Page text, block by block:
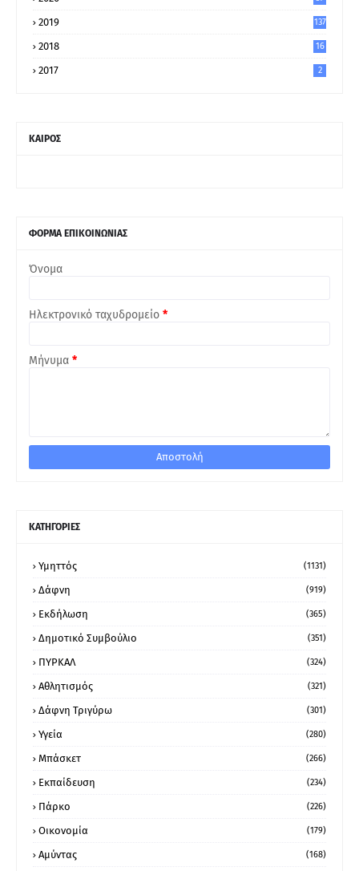
2019 137
2018 16
2017 2
ΚΑΙΡΟΣ
ΦΟΡΜΑ ΕΠΙΚΟΙΝΩΝΙΑΣ
Όνομα
Ηλεκτρονικό ταχυδρομείο *
Μήνυμα *
ΚΑΤΗΓΟΡΙΕΣ
Υμηττός (1131)
Δάφνη (919)
Εκδήλωση (365)
Δημοτικό Συμβούλιο (351)
ΠΥΡΚΑΛ (324)
Αθλητισμός (321)
Δάφνη Τριγύρω (301)
Υγεία (280)
Μπάσκετ (266)
Εκπαίδευση (234)
Πάρκο (226)
Οικονομία (179)
Αμύντας (168)